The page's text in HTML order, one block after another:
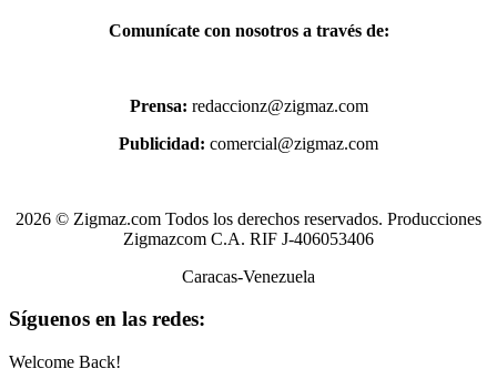
Comunícate con nosotros a través de:
Prensa: redaccionz@zigmaz.com
Publicidad: comercial@zigmaz.com
2026 © Zigmaz.com Todos los derechos reservados. Producciones
Zigmazcom C.A. RIF J-406053406
Caracas-Venezuela
Síguenos en las redes:
Welcome Back!